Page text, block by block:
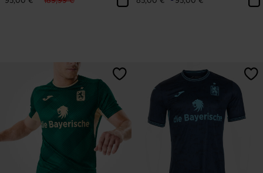
4,5 von 5 Kundenbewertungen 4,6 von 5 Kundenbewertungen